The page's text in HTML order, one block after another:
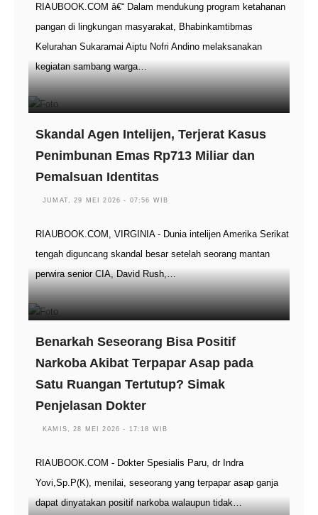
RIAUBOOK.COM â€“ Dalam mendukung program ketahanan
pangan di lingkungan masyarakat, Bhabinkamtibmas
Kelurahan Sukaramai Aiptu Nofri Andino melaksanakan
kegiatan sambang warga…
Skandal Agen Intelijen, Terjerat Kasus
Penimbunan Emas Rp713 Miliar dan
Pemalsuan Identitas
JUMAT, 29 MEI 2026 - 07:56 WIB
RIAUBOOK.COM, VIRGINIA - Dunia intelijen Amerika Serikat
tengah diguncang skandal besar setelah seorang mantan
perwira senior CIA, David Rush,…
Benarkah Seseorang Bisa Positif
Narkoba Akibat Terpapar Asap pada
Satu Ruangan Tertutup? Simak
Penjelasan Dokter
KAMIS, 28 MEI 2026 - 17:18 WIB
RIAUBOOK.COM - Dokter Spesialis Paru, dr Indra
Yovi,Sp.P(K), menilai, seseorang yang terpapar asap ganja
dapat dinyatakan positif narkoba walaupun tidak…